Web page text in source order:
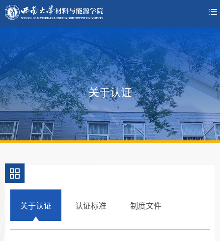

关于认证
关于认证 认证标准 制度文件